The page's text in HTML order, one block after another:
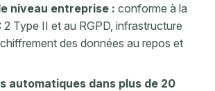
niveau entreprise : conforme à la
2 Type II et au RGPD, infrastructure
des données au repos et
automatiques dans plus de 20